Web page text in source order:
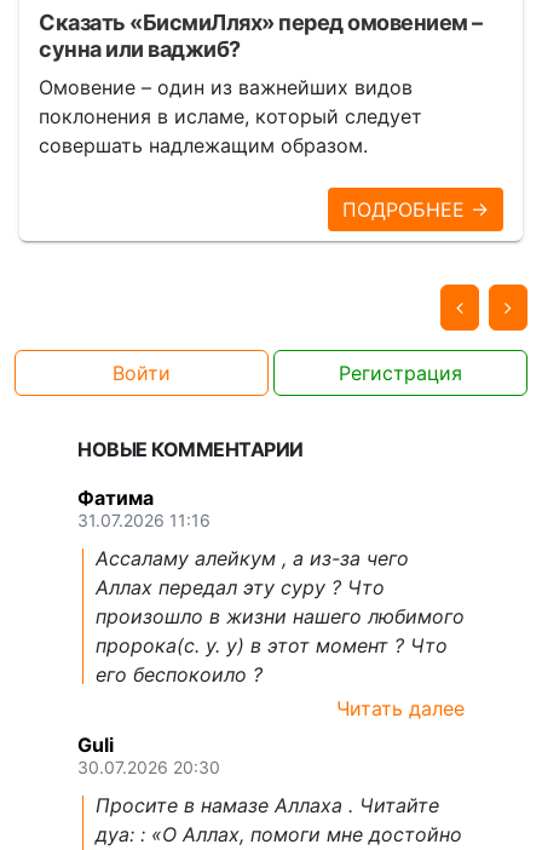
Сказать «БисмиЛлях» перед омовением –
сунна или ваджиб?
Омовение – один из важнейших видов
поклонения в исламе, который следует
совершать надлежащим образом.
ПОДРОБНЕЕ →
Войти Регистрация
НОВЫЕ КОММЕНТАРИИ
Фатима
31.07.2026 11:16
Ассаламу алейкум , а из-за чего
Аллах передал эту суру ? Что
произошло в жизни нашего любимого
пророка(с. у. у) в этот момент ? Что
его беспокоило ?
Читать далее
Guli
30.07.2026 20:30
Просите в намазе Аллаха . Читайте
дуа: : «О Аллах, помоги мне достойно